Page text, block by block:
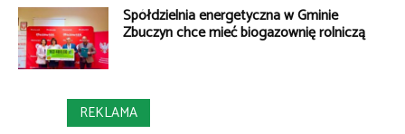
Spółdzielnia energetyczna w Gminie
Zbuczyn chce mieć biogazownię rolniczą
REKLAMA